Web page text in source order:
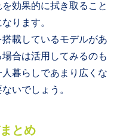
効果的に拭き取ること
ります。
載しているモデルがあ
合は活用してみるのも
暮らしであまり広くな
いでしょう。
とめ